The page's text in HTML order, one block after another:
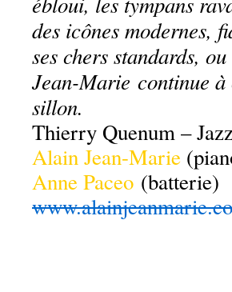
des icônes modernes,
ses chers standards,
Jean-Marie continue à
sillon.
Thierry Quenum –
Alain Jean-Marie
Anne Paceo (batterie)